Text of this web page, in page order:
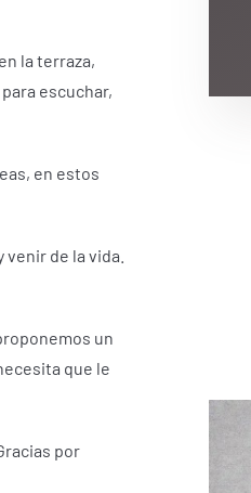
la terraza,
para escuchar,
en estos
de la vida.
un
que le
por